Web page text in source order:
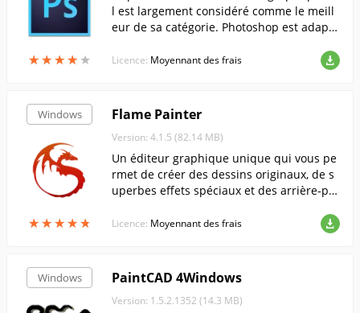
★★★★ ★
★★★★ ★
l est largement considéré comme le meill
eur de sa catégorie. Photoshop est adapté
ption de sites web, et bien plus encore.
Licence: Moyennant des frais
Windows
★★★★★
★★★★★
Flame Painter
Version: 4.1.5 (82.14 MB)
Un éditeur graphique unique qui vous pe
rmet de créer des dessins originaux, de s
uperbes effets spéciaux et des arrière-pla
Licence: Moyennant des frais
Windows PaintCAD 4Windows
Version: 1.5.2.1352 (14.3 MB)